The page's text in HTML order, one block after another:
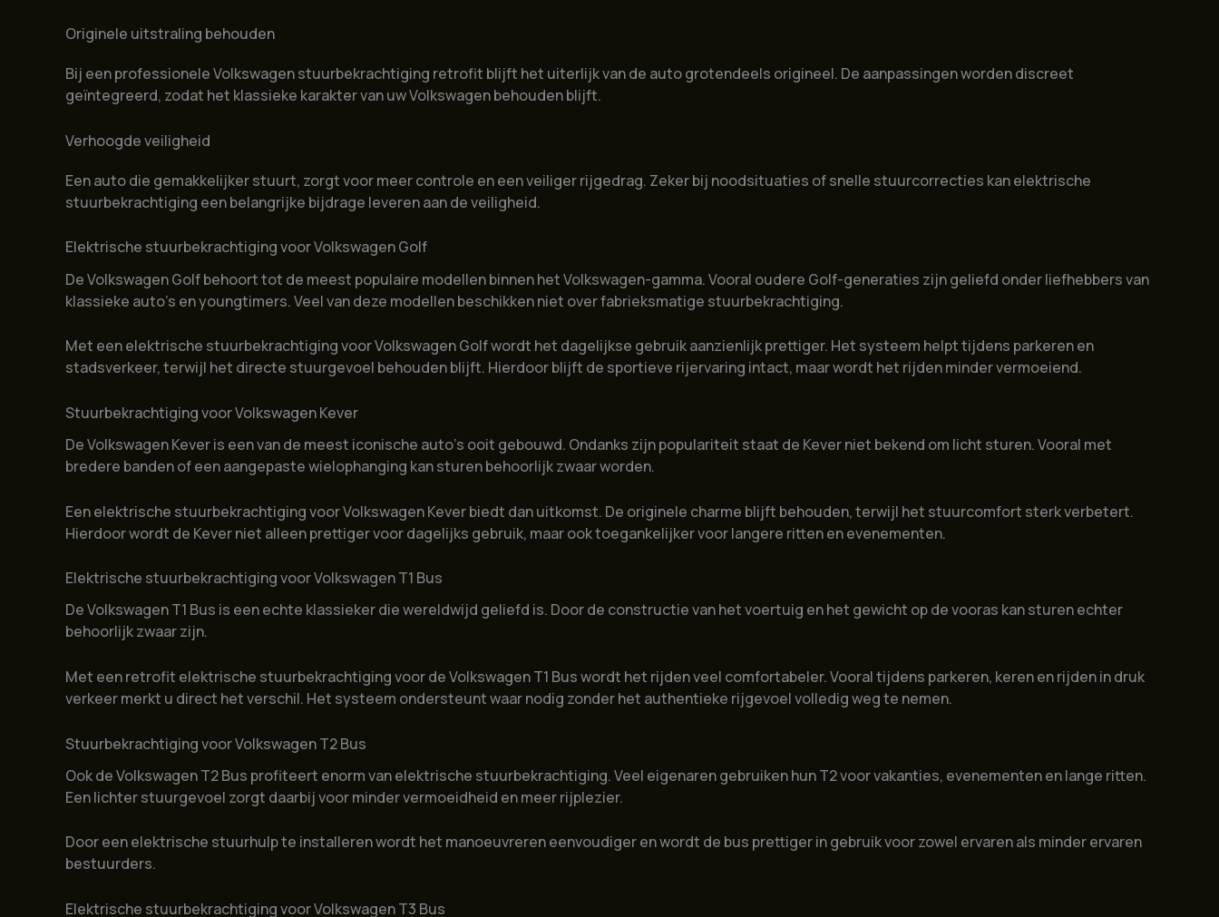
Originele uitstraling behouden
Bij een professionele Volkswagen stuurbekrachtiging retrofit blijft het uiterlijk van de auto grotendeels origineel. De aanpassingen worden discreet
geïntegreerd, zodat het klassieke karakter van uw Volkswagen behouden blijft.
Verhoogde veiligheid
Een auto die gemakkelijker stuurt, zorgt voor meer controle en een veiliger rijgedrag. Zeker bij noodsituaties of snelle stuurcorrecties kan elektrische
stuurbekrachtiging een belangrijke bijdrage leveren aan de veiligheid.
Elektrische stuurbekrachtiging voor Volkswagen Golf
De Volkswagen Golf behoort tot de meest populaire modellen binnen het Volkswagen-gamma. Vooral oudere Golf-generaties zijn geliefd onder liefhebbers van
klassieke auto’s en youngtimers. Veel van deze modellen beschikken niet over fabrieksmatige stuurbekrachtiging.
Met een elektrische stuurbekrachtiging voor Volkswagen Golf wordt het dagelijkse gebruik aanzienlijk prettiger. Het systeem helpt tijdens parkeren en
stadsverkeer, terwijl het directe stuurgevoel behouden blijft. Hierdoor blijft de sportieve rijervaring intact, maar wordt het rijden minder vermoeiend.
Stuurbekrachtiging voor Volkswagen Kever
De Volkswagen Kever is een van de meest iconische auto’s ooit gebouwd. Ondanks zijn populariteit staat de Kever niet bekend om licht sturen. Vooral met
bredere banden of een aangepaste wielophanging kan sturen behoorlijk zwaar worden.
Een elektrische stuurbekrachtiging voor Volkswagen Kever biedt dan uitkomst. De originele charme blijft behouden, terwijl het stuurcomfort sterk verbetert.
Hierdoor wordt de Kever niet alleen prettiger voor dagelijks gebruik, maar ook toegankelijker voor langere ritten en evenementen.
Elektrische stuurbekrachtiging voor Volkswagen T1 Bus
De Volkswagen T1 Bus is een echte klassieker die wereldwijd geliefd is. Door de constructie van het voertuig en het gewicht op de vooras kan sturen echter
behoorlijk zwaar zijn.
Met een retrofit elektrische stuurbekrachtiging voor de Volkswagen T1 Bus wordt het rijden veel comfortabeler. Vooral tijdens parkeren, keren en rijden in druk
verkeer merkt u direct het verschil. Het systeem ondersteunt waar nodig zonder het authentieke rijgevoel volledig weg te nemen.
Stuurbekrachtiging voor Volkswagen T2 Bus
Ook de Volkswagen T2 Bus profiteert enorm van elektrische stuurbekrachtiging. Veel eigenaren gebruiken hun T2 voor vakanties, evenementen en lange ritten.
Een lichter stuurgevoel zorgt daarbij voor minder vermoeidheid en meer rijplezier.
Door een elektrische stuurhulp te installeren wordt het manoeuvreren eenvoudiger en wordt de bus prettiger in gebruik voor zowel ervaren als minder ervaren
bestuurders.
Elektrische stuurbekrachtiging voor Volkswagen T3 Bus